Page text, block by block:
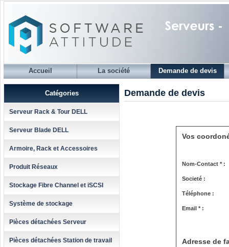
Accueil La société Demande de devis
Catégories
Serveur Rack & Tour DELL
Serveur Blade DELL
Armoire, Rack et Accessoires
Produit Réseaux
Stockage Fibre Channel et iSCSI
Système de stockage
Pièces détachées Serveur
Pièces détachées Station de travail
Demande de devis
Vos
Nom-Contact * :
Societé :
Téléphone :
Email * :
Adresse de